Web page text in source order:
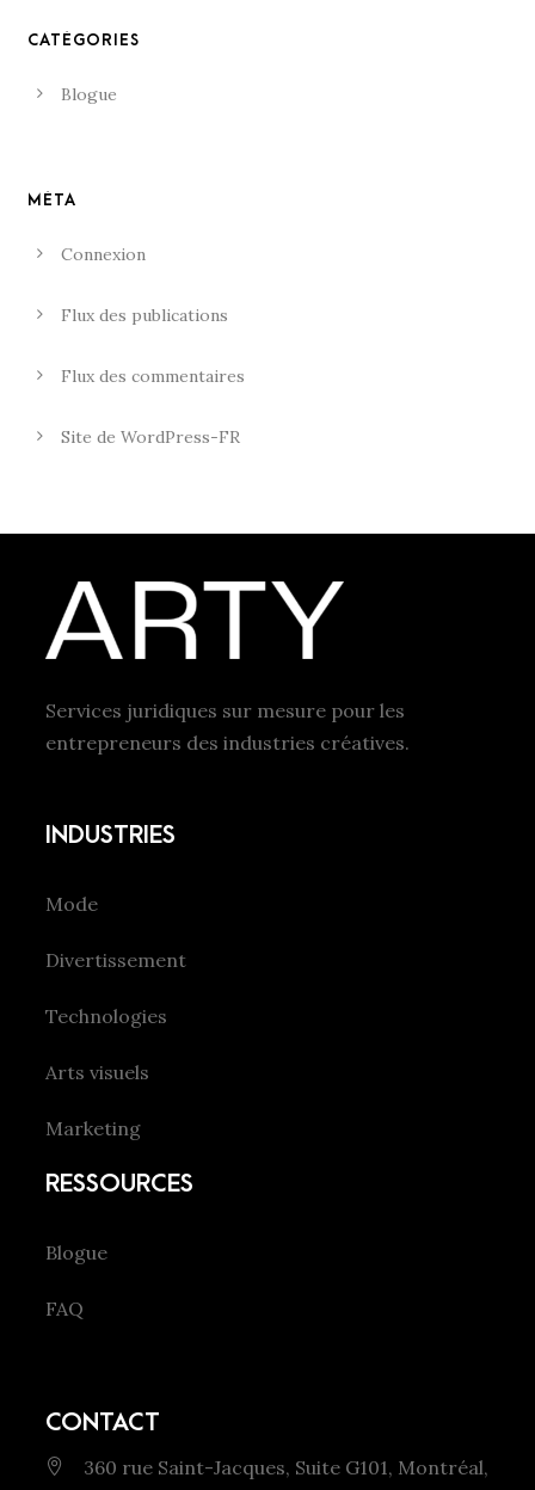
CATÉGORIES
Blogue
MÉTA
Connexion
Flux des publications
Flux des commentaires
Site de WordPress-FR
Services juridiques sur mesure pour les
entrepreneurs des industries créatives.
INDUSTRIES
Mode
Divertissement
Technologies
Arts visuels
Marketing
RESSOURCES
Blogue
FAQ
CONTACT
360 rue Saint-Jacques, Suite G101, Montréal,